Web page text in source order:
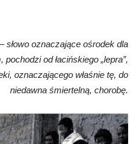
– słowo oznaczające ośrodek dla
od łacińskiego „lepra”,
oznaczającego właśnie tę, do
niedawna śmiertelną, chorobę.